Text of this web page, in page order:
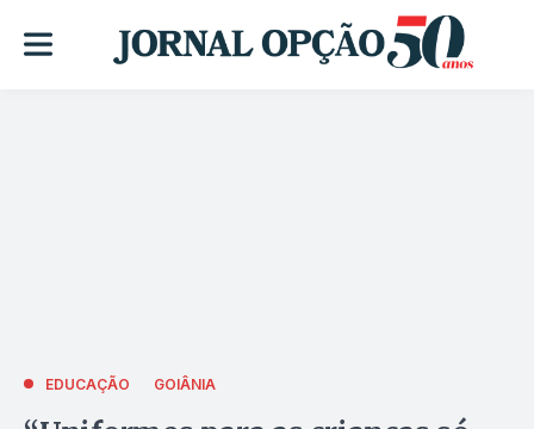
EDUCAÇÃO GOIÂNIA